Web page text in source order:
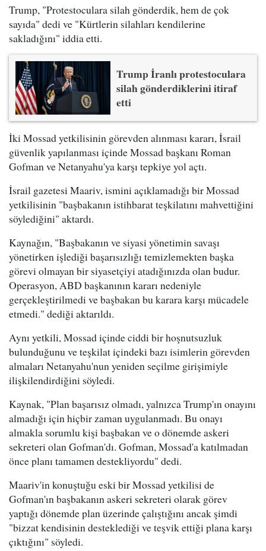
Trump, "Protestoculara silah gönderdik, hem de çok
sayıda" dedi ve "Kürtlerin silahları kendilerine
sakladığını" iddia etti.
Trump İranlı protestoculara
silah gönderdiklerini itiraf
etti
İki Mossad yetkilisinin görevden alınması kararı, İsrail
güvenlik yapılanması içinde Mossad başkanı Roman
Gofman ve Netanyahu'ya karşı tepkiye yol açtı.
İsrail gazetesi Maariv, ismini açıklamadığı bir Mossad
yetkilisinin "başbakanın istihbarat teşkilatını mahvettiğini
söylediğini" aktardı.
Kaynağın, "Başbakanın ve siyasi yönetimin savaşı
yönetirken işlediği başarısızlığı temizlemekten başka
görevi olmayan bir siyasetçiyi atadığınızda olan budur.
Operasyon, ABD başkanının kararı nedeniyle
gerçekleştirilmedi ve başbakan bu karara karşı mücadele
etmedi." dediği aktarıldı.
Aynı yetkili, Mossad içinde ciddi bir hoşnutsuzluk
bulunduğunu ve teşkilat içindeki bazı isimlerin görevden
almaları Netanyahu'nun yeniden seçilme girişimiyle
ilişkilendirdiğini söyledi.
Kaynak, "Plan başarısız olmadı, yalnızca Trump'ın onayını
almadığı için hiçbir zaman uygulanmadı. Bu onayı
almakla sorumlu kişi başbakan ve o dönemde askeri
sekreteri olan Gofman'dı. Gofman, Mossad'a katılmadan
önce planı tamamen destekliyordu" dedi.
Maariv'in konuştuğu eski bir Mossad yetkilisi de
Gofman'ın başbakanın askeri sekreteri olarak görev
yaptığı dönemde plan üzerinde çalıştığını ancak şimdi
"bizzat kendisinin desteklediği ve teşvik ettiği plana karşı
çıktığını" söyledi.